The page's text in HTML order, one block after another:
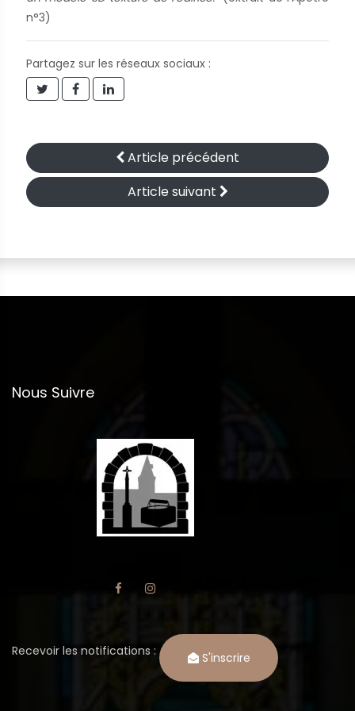
n°3)
Partagez sur les réseaux sociaux :
Article précédent
Article suivant
Nous Suivre
Recevoir les notifications : S'inscrire